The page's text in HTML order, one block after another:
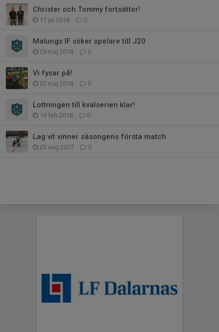
Christer och Tommy fortsätter!
11 jul 2018 0
Malungs IF söker spelare till J20
29 maj 2018 0
Vi fysar på!
22 maj 2018 0
Lottningen till kvalserien klar!
19 feb 2018 0
Lag vit vinner säsongens första match
23 aug 2017 0